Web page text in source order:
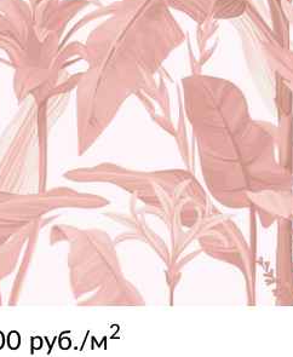
руб./м2